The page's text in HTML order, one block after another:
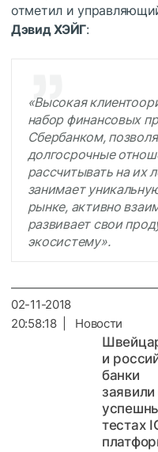
отметил и
Дэвид ХЭЙГ:
«Высокая
набор финансовых
Сбербанком,
долгосрочные
рассчитывать на их
занимает
рынке, активно
развивает свои
экосистему».
02-11-2018
20:58:18 | Новости
и
банки
заявили
тестах